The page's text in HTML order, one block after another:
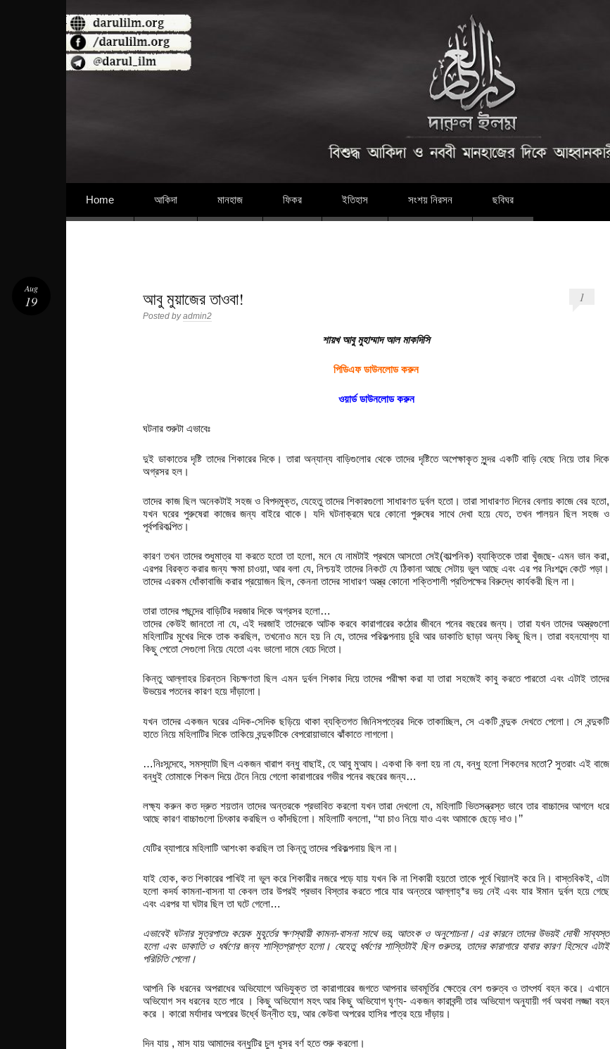
Skip to content
Home আকিদা মানহাজ ফিকর ইতিহাস সংশয় নিরসন ছবিঘর
আবু মুয়াজের তাওবা!
Posted byadmin2
1
শায়খ আবু মুহাম্মাদ আল মাকদিসি
পিডিএফ ডাউনলোড করুন
ওয়ার্ড ডাউনলোড করুন
ঘটনার শুরুটা এভাবেঃ
দুই ডাকাতের দৃষ্টি তাদের শিকারের দিকে। তারা অন্যান্য বাড়িগুলোর থেকে তাদের দৃষ্টিতে অপেক্ষাকৃত সুন্দর একটি বাড়ি বেছে নিয়ে তার দিকে
অগ্রসর হল।
তাদের কাজ ছিল অনেকটাই সহজ ও বিপদমুক্ত, যেহেতু তাদের শিকারগুলো সাধারণত দুর্বল হতো। তারা সাধারণত দিনের বেলায় কাজে বের হতো,
যখন ঘরের পুরুষেরা কাজের জন্য বাইরে থাকে। যদি ঘটনাক্রমে ঘরে কোনো পুরুষের সাথে দেখা হয়ে যেত, তখন পালয়ন ছিল সহজ ও
পূর্বপরিকল্পিত।
কারণ তখন তাদের শুধুমাত্র যা করতে হতো তা হলো, মনে যে নামটাই প্রথমে আসতো সেই(কাল্পনিক) ব্যাক্তিকে তারা খুঁজছে- এমন ভান করা,
এরপর বিরক্ত করার জন্য ক্ষমা চাওয়া, আর বলা যে, নিশ্চয়ই তাদের নিকটে যে ঠিকানা আছে সেটায় ভুল আছে এবং এর পর নিঃশব্দে কেটে পড়া।
তাদের এরকম ধোঁকাবাজি করার প্রয়োজন ছিল, কেননা তাদের সাধারণ অস্ত্র কোনো শক্তিশালী প্রতিপক্ষের বিরুদ্ধে কার্যকরী ছিল না।
তারা তাদের পছন্দের বাড়িটির দরজার দিকে অগ্রসর হলো…
তাদের কেউই জানতো না যে, এই দরজাই তাদেরকে আটক করবে কারাগারের কঠোর জীবনে পনের বছরের জন্য। তারা যখন তাদের অস্ত্রগুলো
মহিলাটির মুখের দিকে তাক করছিল, তখনোও মনে হয় নি যে, তাদের পরিকল্পনায় চুরি আর ডাকাতি ছাড়া অন্য কিছু ছিল। তারা বহনযোগ্য যা
কিছু পেতো সেগুলো নিয়ে যেতো এবং ভালো দামে বেচে দিতো।
কিন্তু আল্লাহর চিরন্তন বিচক্ষণতা ছিল এমন দুর্বল শিকার দিয়ে তাদের পরীক্ষা করা যা তারা সহজেই কাবু করতে পারতো এবং এটাই তাদের
উভয়ের পতনের কারণ হয়ে দাঁড়ালো।
যখন তাদের একজন ঘরের এদিক-সেদিক ছড়িয়ে থাকা ব্যক্তিগত জিনিসপত্রের দিকে তাকাচ্ছিল, সে একটি বন্দুক দেখতে পেলো। সে বন্দুকটি
হাতে নিয়ে মহিলাটির দিকে তাকিয়ে বন্দুকটিকে বেপরোয়াভাবে ঝাঁকাতে লাগলো।
…নিঃসন্দেহে, সমস্যাটা ছিল একজন খারাপ বন্ধু বাছাই, হে আবু মুআয। একথা কি বলা হয় না যে, বন্ধু হলো শিকলের মতো? সুতরাং এই বাজে
বন্ধুই তোমাকে শিকল দিয়ে টেনে নিয়ে গেলো কারাগারের গভীর পনের বছরের জন্য…
লক্ষ্য করুন কত দ্রুত শয়তান তাদের অন্তরকে প্রভাবিত করলো যখন তারা দেখলো যে, মহিলাটি ভিতসন্ত্রস্ত ভাবে তার বাচ্চাদের আগলে ধরে
আছে কারণ বাচ্চাগুলো চিৎকার করছিল ও কাঁদছিলো। মহিলাটি বললো, ‘‘যা চাও নিয়ে যাও এবং আমাকে ছেড়ে দাও।’’
যেটির ব্যাপারে মহিলাটি আশংকা করছিল তা কিন্তু তাদের পরিকল্পনায় ছিল না।
যাই হোক, কত শিকারের পাখিই না ভুল করে শিকারীর নজরে পড়ে যায় যখন কি না শিকারী হয়তো তাকে পূর্বে খিয়ালই করে নি। বাস্তবিকই, এটা
হলো কদর্য কামনা-বাসনা যা কেবল তার উপরই প্রভাব বিস্তার করতে পারে যার অন্তরে আল্লাহ্*র ভয় নেই এবং যার ঈমান দুর্বল হয়ে গেছে
এবং এরপর যা ঘটার ছিল তা ঘটে গেলো…
এভাবেই ঘটনার সুত্রপাতঃ কয়েক মুহূর্তের ক্ষণস্থায়ী কামনা-বাসনা সাথে ভয়, আতংক ও অনুশোচনা। এর কারনে তাদের উভয়ই দোষী সাব্যস্ত
হলো এবং ডাকাতি ও ধর্ষণের জন্য শাস্তিপ্রাপ্ত হলো। যেহেতু ধর্ষণের শাস্তিটাই ছিল গুরুতর, তাদের কারাগারে যাবার কারণ হিসেবে এটাই
পরিচিতি পেলো।
আপনি কি ধরনের অপরাধের অভিযোগে অভিযুক্ত তা কারাগারের জগতে আপনার ভাবমূর্তির ক্ষেত্রে বেশ গুরুত্ব ও তাৎপর্য বহন করে। এখানে
অভিযোগ সব ধরনের হতে পারে । কিছু অভিযোগ মহৎ আর কিছু অভিযোগ ঘৃণ্য- একজন কারাবন্দী তার অভিযোগ অনুযায়ী গর্ব অথবা লজ্জা বহন
করে । কারো মর্যাদার অপরের উর্ধ্বে উন্নীত হয়, আর কেউবা অপরের হাসির পাত্র হয়ে দাঁড়ায়।
দিন যায় , মাস যায় আমাদের বন্ধুটির চুল ধূসর বর্ণ হতে শুরু করলো।
Aug
19